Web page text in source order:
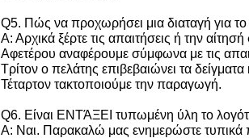
Q5. Πώς να προχωρήσει μια διαταγή για το
Α: Αρχικά ξέρτε τις απαιτήσεις ή την
Αφετέρου αναφέρουμε σύμφωνα με τις
Τρίτον ο πελάτης επιβεβαιώνει τα
Τέταρτον τακτοποιούμε την παραγωγή.
Q6. Είναι ΕΝΤΆΞΕΙ τυπωμένη ύλη το
Α: Ναι. Παρακαλώ μας ενημερώστε